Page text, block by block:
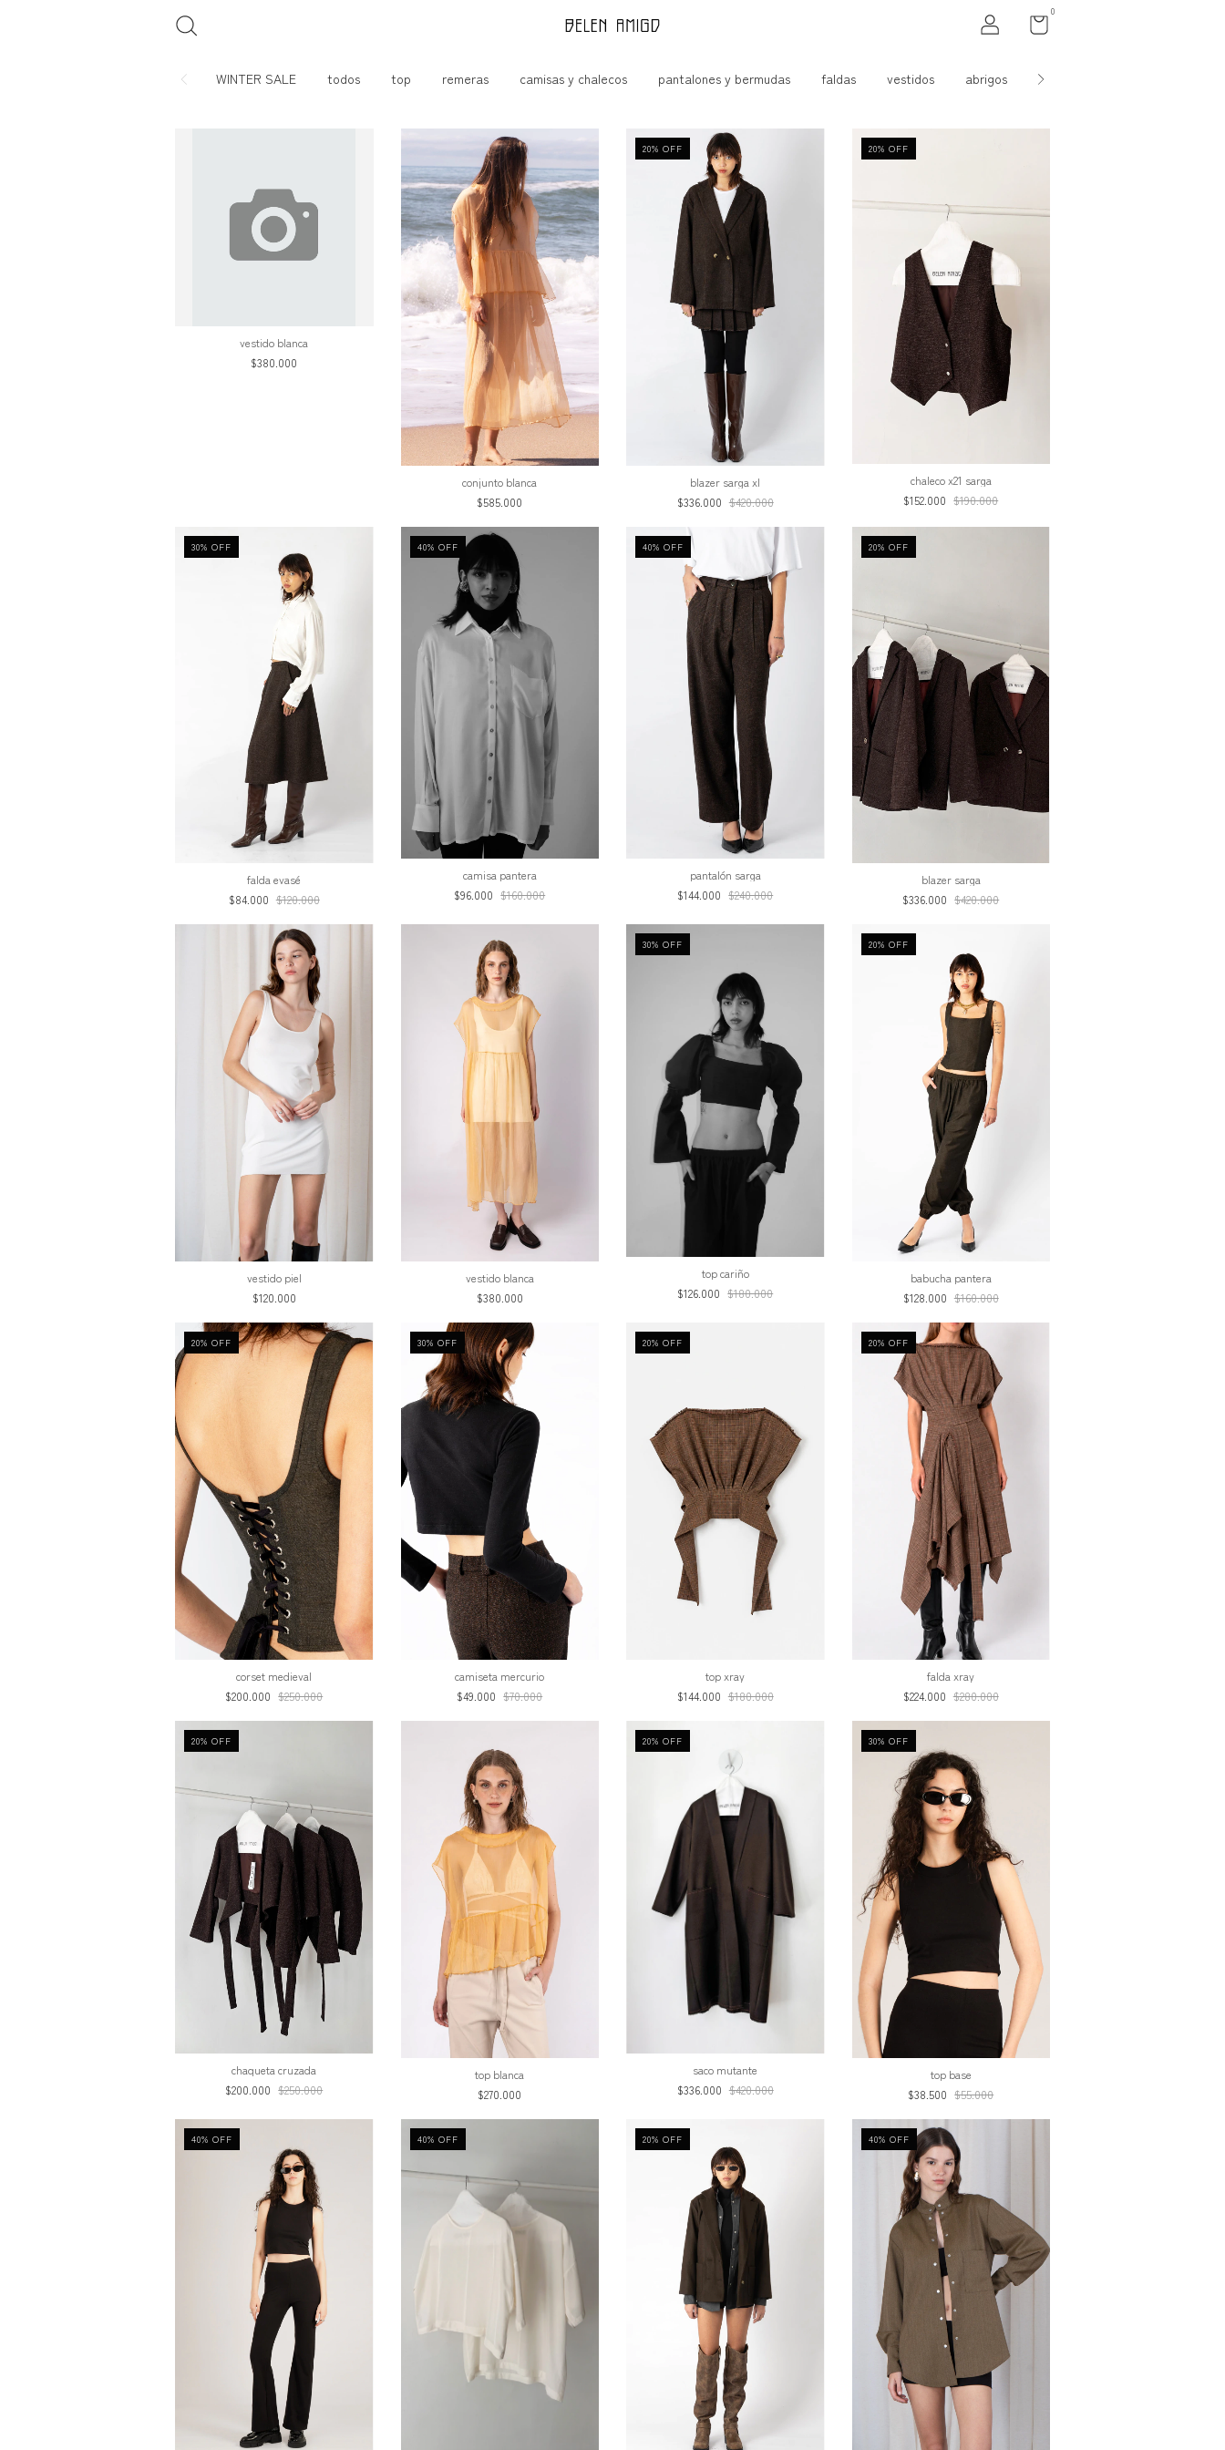
0
WINTER SALE todos top remeras camisas y chalecos pantalones y bermudas faldas vestidos abrigos accesorios
vestido blanca
$380.000
conjunto blanca
$585.000
20% OFF
blazer sarga xl
$336.000 $420.000
20% OFF
chaleco x21 sarga
$152.000 $190.000
30% OFF
falda evasé
$84.000 $120.000
40% OFF
camisa pantera
$96.000 $160.000
40% OFF
pantalón sarga
$144.000 $240.000
20% OFF
blazer sarga
$336.000 $420.000
vestido piel
$120.000
vestido blanca
$380.000
30% OFF
top cariño
$126.000 $180.000
20% OFF
babucha pantera
$128.000 $160.000
20% OFF
corset medieval
$200.000 $250.000
30% OFF
camiseta mercurio
$49.000 $70.000
20% OFF
top xray
$144.000 $180.000
20% OFF
falda xray
$224.000 $280.000
20% OFF
chaqueta cruzada
$200.000 $250.000
top blanca
$270.000
20% OFF
saco mutante
$336.000 $420.000
30% OFF
top base
$38.500 $55.000
40% OFF 40% OFF 20% OFF 40% OFF